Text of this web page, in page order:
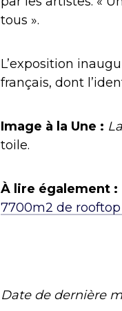
tous ».
L’exposition
français, dont
Image à la Une :
toile.
À lire également :
7700m2 de
Date de dernière